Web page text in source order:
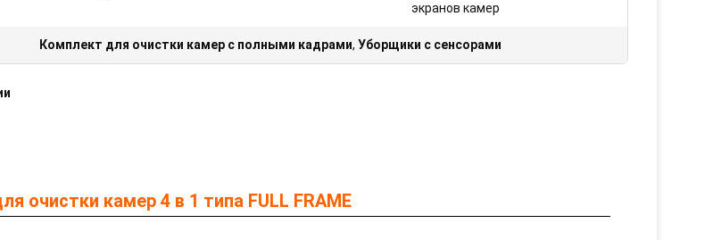
экранов камер
Комплект для очистки камер с полными кадрами, Уборщики с сенсорами
очистки камер 4 в 1 типа FULL FRAME